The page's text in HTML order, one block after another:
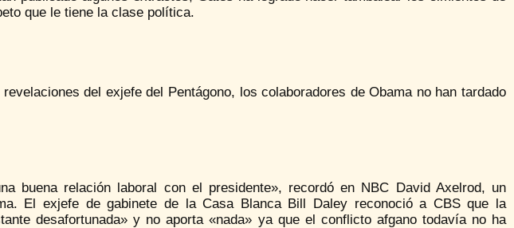
que le tiene la clase política.
del exjefe del Pentágono, los colaboradores de Obama no han tardado
buena relación laboral con el presidente», recordó en NBC David Axelrod, un
El exjefe de gabinete de la Casa Blanca Bill Daley reconoció a CBS que la
desafortunada» y no aporta «nada» ya que el conflicto afgano todavía no ha